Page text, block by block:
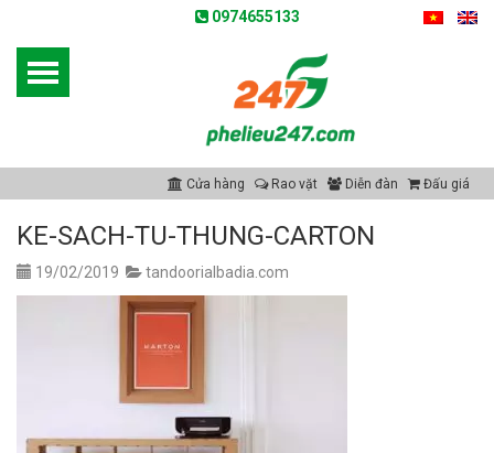
0974655133
Cửa hàng Rao vặt Diễn đàn Đấu giá
KE-SACH-TU-THUNG-CARTON
19/02/2019 tandoorialbadia.com